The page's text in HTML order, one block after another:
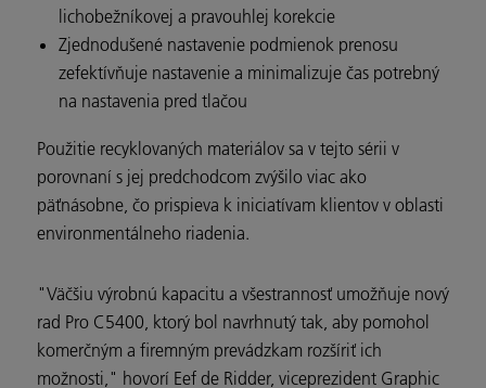
lichobežníkovej a pravouhlej korekcie
Zjednodušené nastavenie podmienok prenosu
zefektívňuje nastavenie a minimalizuje čas potrebný
na nastavenia pred tlačou
Použitie recyklovaných materiálov sa v tejto sérii v
porovnaní s jej predchodcom zvýšilo viac ako
päťnásobne, čo prispieva k iniciatívam klientov v oblasti
environmentálneho riadenia.
"Väčšiu výrobnú kapacitu a všestrannosť umožňuje nový
rad Pro C5400, ktorý bol navrhnutý tak, aby pomohol
komerčným a firemným prevádzkam rozšíriť ich
možnosti," hovorí Eef de Ridder, viceprezident Graphic